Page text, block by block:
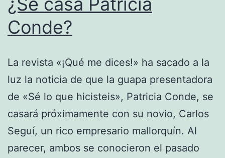
Conde?
La revista «¡Qué me dices!» ha sacado a la
luz la noticia de que la guapa presentadora
de «Sé lo que hicisteis», Patricia Conde, se
casará próximamente con su novio, Carlos
Seguí, un rico empresario mallorquín. Al
parecer, ambos se conocieron el pasado